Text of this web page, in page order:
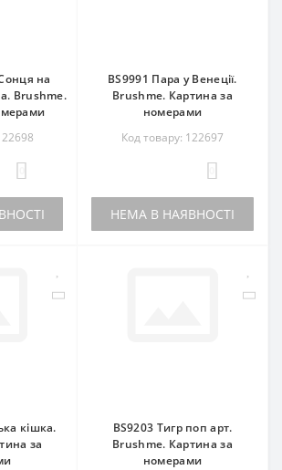
на
Brushme.
BS9991 Пара у Венеції.
Brushme. Картина за
номерами
Код товару: 122697
НЕМА В НАЯВНОСТІ
кішка.
за
BS9203 Тигр поп арт.
Brushme. Картина за
номерами